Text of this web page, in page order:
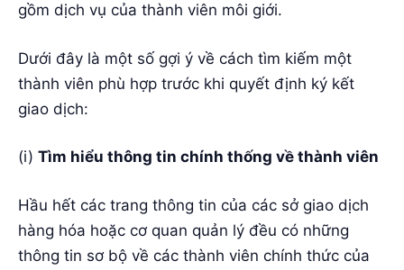
gồm dịch vụ của thành viên môi giới.
Dưới đây là một số gợi ý về cách tìm kiếm một
thành viên phù hợp trước khi quyết định ký kết
giao dịch:
(i) Tìm hiểu thông tin chính thống về thành viên
Hầu hết các trang thông tin của các sở giao dịch
hàng hóa hoặc cơ quan quản lý đều có những
thông tin sơ bộ về các thành viên chính thức của